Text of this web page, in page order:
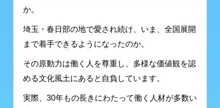
か。
埼玉・春日部の地で愛され続け、いま、 全国展開
まで着手できるようになったのか。
その原動力は働く人を尊重し、 多様な価値観を認
める文化風土にあると 自負しています。
実際、30年もの長きにわたって働く人材が多数い